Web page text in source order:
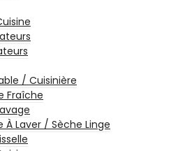
/ Cuisinière
Fraîche
À Laver / Sèche Linge